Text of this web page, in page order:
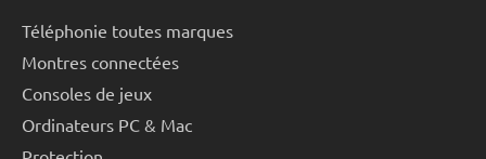
Téléphonie toutes marques
Montres connectées
Consoles de jeux
Ordinateurs PC & Mac